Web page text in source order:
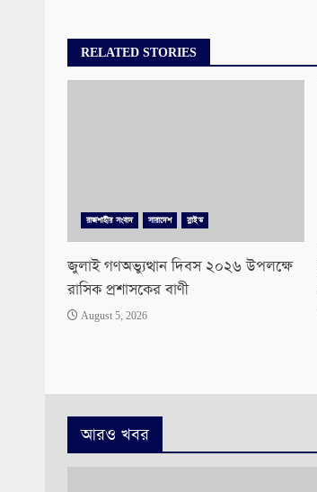
RELATED STORIES
রাজশাহীর সংবাদ সারাদেশ স্লাইড
জুলাই গণঅভ্যুত্থান দিবস ২০২৬ উপলক্ষে
রাসিক প্রশাসকের বাণী
August 5, 2026
আরও খবর